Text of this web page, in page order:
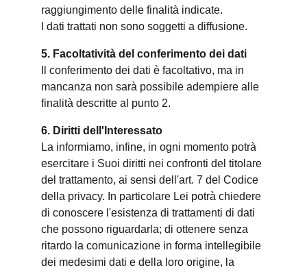
raggiungimento delle finalità indicate.
I dati trattati non sono soggetti a diffusione.
5. Facoltatività del conferimento dei dati
Il conferimento dei dati è facoltativo, ma in
mancanza non sarà possibile adempiere alle
finalità descritte al punto 2.
6. Diritti dell'Interessato
La informiamo, infine, in ogni momento potrà
esercitare i Suoi diritti nei confronti del titolare
del trattamento, ai sensi dell'art. 7 del Codice
della privacy. In particolare Lei potrà chiedere
di conoscere l'esistenza di trattamenti di dati
che possono riguardarla; di ottenere senza
ritardo la comunicazione in forma intellegibile
dei medesimi dati e della loro origine, la